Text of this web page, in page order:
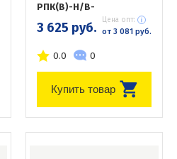
РПК(В)-Н/В-
3 625 руб. Цена опт:
от 3 081 руб.
0.0 0
Купить товар